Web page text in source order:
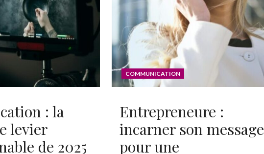
: la
levier
de 2025
COMMUNICATION
Entrepreneure :
incarner son message
pour une